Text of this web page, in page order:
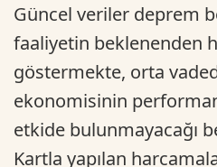
Güncel veriler deprem
faaliyetin beklenenden
göstermekte, orta
ekonomisinin
etkide bulunmayacağı
Kartla yapılan